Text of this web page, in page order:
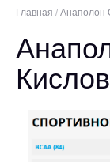
Главная / Анаполон